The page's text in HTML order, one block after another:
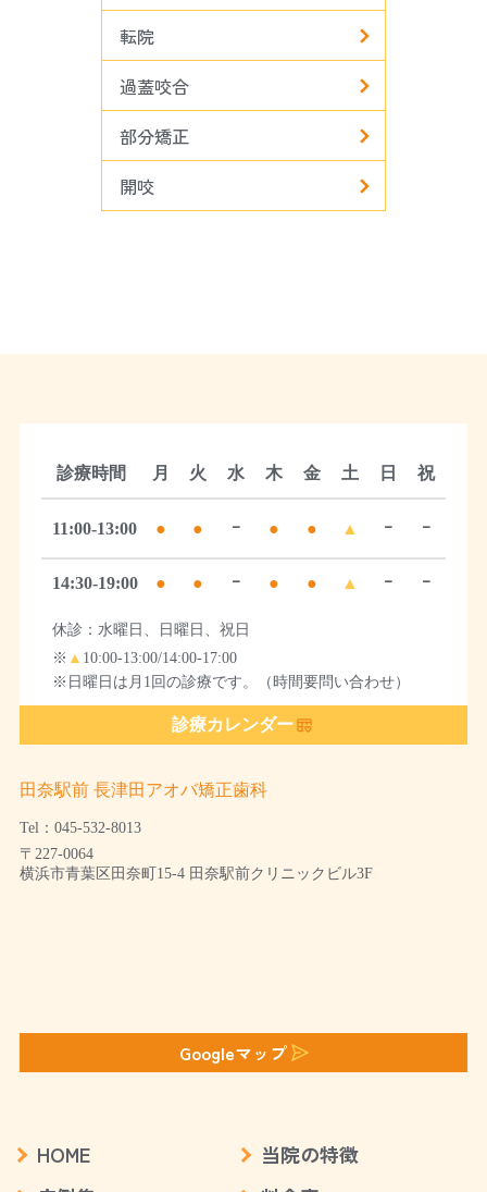
転院
過蓋咬合
部分矯正
開咬
診療時間 月 火 水 木 金 土 日 祝
11:00-13:00 ● ● ｰ ● ● ▲ ｰ ｰ
14:30-19:00 ● ● ｰ ● ● ▲ ｰ ｰ
休診：水曜日、日曜日、祝日
※ ▲ 10:00-13:00/14:00-17:00
※日曜日は月1回の診療です。（時間要問い合わせ）
診療カレンダー
田奈駅前 長津田アオバ矯正歯科
Tel：045-532-8013
〒227-0064
横浜市青葉区田奈町15-4 田奈駅前クリニックビル3F
Googleマップ
HOME
当院の特徴